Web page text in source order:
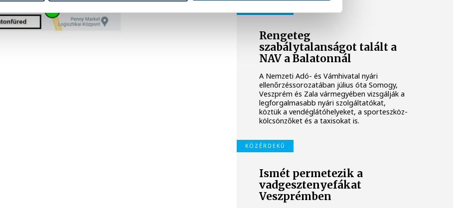
Rengeteg
szabálytalanságot talált a
NAV a Balatonnál
A Nemzeti Adó- és Vámhivatal nyári
ellenőrzéssorozatában július óta Somogy,
Veszprém és Zala vármegyében vizsgálják a
legforgalmasabb nyári szolgáltatókat,
köztük a vendéglátóhelyeket, a sporteszköz-
kölcsönzőket és a taxisokat is.
KÖZÉRDEKŰ
Ismét permetezik a
vadgesztenyefákat
Veszprémben